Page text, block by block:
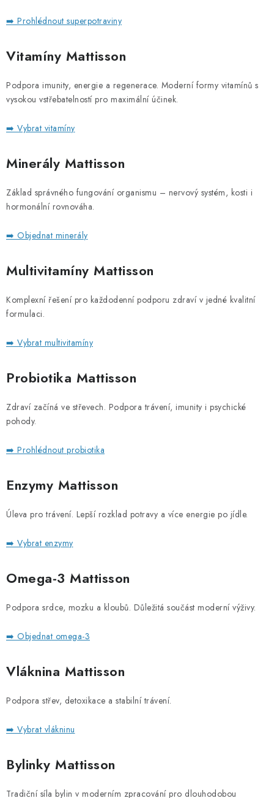
➡️ Prohlédnout superpotraviny
Vitamíny Mattisson
Podpora imunity, energie a regenerace. Moderní formy vitamínů s
vysokou vstřebatelností pro maximální účinek.
➡️ Vybrat vitamíny
Minerály Mattisson
Základ správného fungování organismu – nervový systém, kosti i
hormonální rovnováha.
➡️ Objednat minerály
Multivitamíny Mattisson
Komplexní řešení pro každodenní podporu zdraví v jedné kvalitní
formulaci.
➡️ Vybrat multivitamíny
Probiotika Mattisson
Zdraví začíná ve střevech. Podpora trávení, imunity i psychické
pohody.
➡️ Prohlédnout probiotika
Enzymy Mattisson
Úleva pro trávení. Lepší rozklad potravy a více energie po jídle.
➡️ Vybrat enzymy
Omega-3 Mattisson
Podpora srdce, mozku a kloubů. Důležitá součást moderní výživy.
➡️ Objednat omega-3
Vláknina Mattisson
Podpora střev, detoxikace a stabilní trávení.
➡️ Vybrat vlákninu
Bylinky Mattisson
Tradiční síla bylin v moderním zpracování pro dlouhodobou